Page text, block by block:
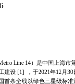
Line 14）是中国上海
建设 [1] ，于2021年12月
首条全线以绿色三星级标